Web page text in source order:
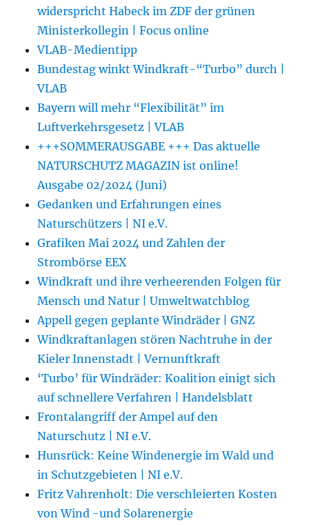
widerspricht Habeck im ZDF der grünen
Ministerkollegin | Focus online
VLAB-Medientipp
Bundestag winkt Windkraft-“Turbo” durch |
VLAB
Bayern will mehr “Flexibilität” im
Luftverkehrsgesetz | VLAB
+++SOMMERAUSGABE +++ Das aktuelle
NATURSCHUTZ MAGAZIN ist online!
Ausgabe 02/2024 (Juni)
Gedanken und Erfahrungen eines
Naturschützers | NI e.V.
Grafiken Mai 2024 und Zahlen der
Strombörse EEX
Windkraft und ihre verheerenden Folgen für
Mensch und Natur | Umweltwatchblog
Appell gegen geplante Windräder | GNZ
Windkraftanlagen stören Nachtruhe in der
Kieler Innenstadt | Vernunftkraft
‘Turbo’ für Windräder: Koalition einigt sich
auf schnellere Verfahren | Handelsblatt
Frontalangriff der Ampel auf den
Naturschutz | NI e.V.
Hunsrück: Keine Windenergie im Wald und
in Schutzgebieten | NI e.V.
Fritz Vahrenholt: Die verschleierten Kosten
von Wind -und Solarenergie